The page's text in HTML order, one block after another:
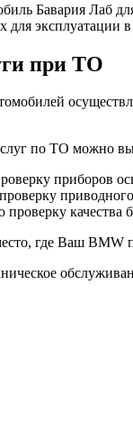
Бавария Лаб
эксплуатации в
при ТО
по ТО можно
приборов
качества
где Ваш BMW